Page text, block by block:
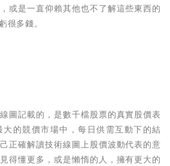
或是一直仰賴其他也不了解這些東西的
很多錢。
圖記載的，是數千檔股票的真實股價表
的競價市場中，每日供需互動下的結
正確解讀技術線圖上股價波動代表的意
得懂更多，或是懶惰的人，擁有更大的